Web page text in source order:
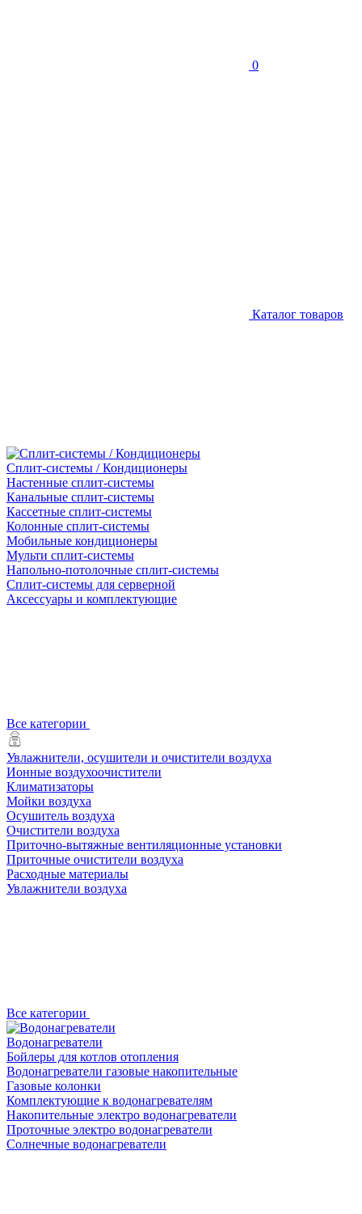
0
Каталог товаров
Сплит-системы / Кондиционеры
Настенные сплит-системы
Канальные сплит-системы
Кассетные сплит-системы
Колонные сплит-системы
Мобильные кондиционеры
Мульти сплит-системы
Напольно-потолочные сплит-системы
Сплит-системы для серверной
Аксессуары и комплектующие
Все категории
Увлажнители, осушители и очистители воздуха
Ионные воздухоочистители
Климатизаторы
Мойки воздуха
Осушитель воздуха
Очистители воздуха
Приточно-вытяжные вентиляционные установки
Приточные очистители воздуха
Расходные материалы
Увлажнители воздуха
Все категории
Водонагреватели
Бойлеры для котлов отопления
Водонагреватели газовые накопительные
Газовые колонки
Комплектующие к водонагревателям
Накопительные электро водонагреватели
Проточные электро водонагреватели
Солнечные водонагреватели